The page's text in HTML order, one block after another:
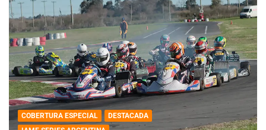
COBERTURA ESPECIAL
DESTACADA